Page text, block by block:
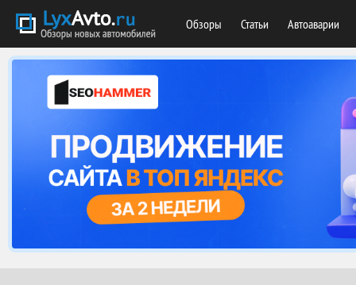
Обзоры Статьи Автоаварии